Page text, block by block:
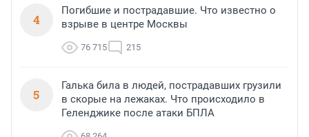
4
Погибшие и пострадавшие. Что известно о
взрыве в центре Москвы
76 715 215
5
Галька била в людей, пострадавших грузили
в скорые на лежаках. Что происходило в
Геленджике после атаки БПЛА